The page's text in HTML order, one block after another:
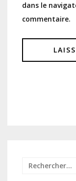
dans le
commentaire.
Rechercher :